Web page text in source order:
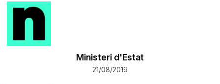
Ministeri d'Estat
21/08/2019